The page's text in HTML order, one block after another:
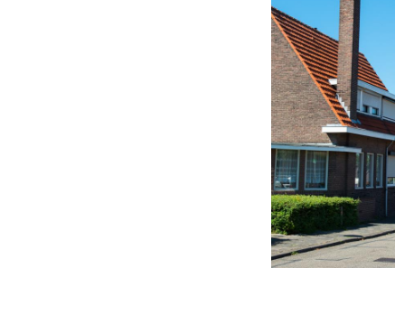
Vernoemd naar
mijnbestuur
Er zullen
tegenstelling tot
bouwafdeling.
Daarom
prijsvraag